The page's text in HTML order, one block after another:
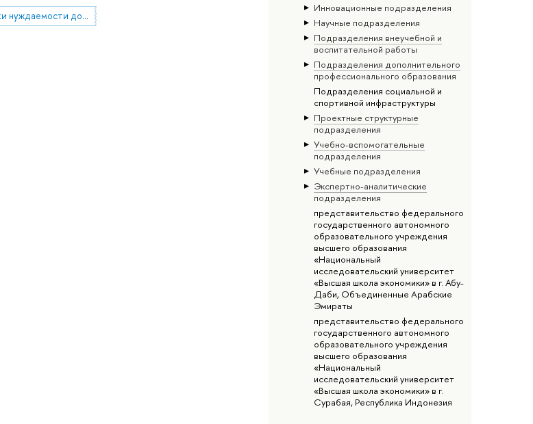
Инновационные подразделения
Научные подразделения
Подразделения внеучебной и
воспитательной работы
Подразделения дополнительного
профессионального образования
Подразделения социальной и
спортивной инфраструктуры
Проектные структурные
подразделения
Учебно-вспомогательные
подразделения
Учебные подразделения
Экспертно-аналитические
подразделения
представительство федерального
государственного автономного
образовательного учреждения
высшего образования
«Национальный
исследовательский университет
«Высшая школа экономики» в г. Абу-
Даби, Объединенные Арабские
Эмираты
представительство федерального
государственного автономного
образовательного учреждения
высшего образования
«Национальный
исследовательский университет
«Высшая школа экономики» в г.
Сурабая, Республика Индонезия
оценки нуждаемости домохозяйств, бальная методика оценки нуждаемости